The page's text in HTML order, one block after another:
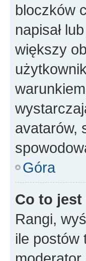
bloczków
napisał
większy
avatarów,
Góra
Co to
Rangi,
ile postów